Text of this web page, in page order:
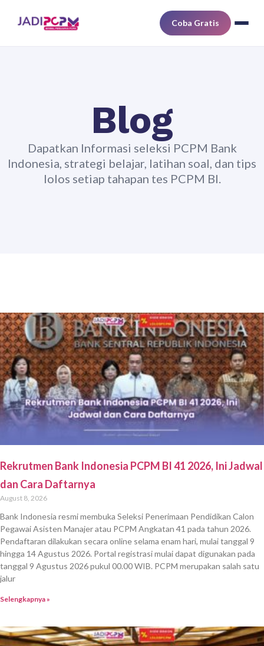
Coba Gratis
Blog
Dapatkan Informasi seleksi PCPM Bank
Indonesia, strategi belajar, latihan soal, dan tips
lolos setiap tahapan tes PCPM BI.
Rekrutmen Bank Indonesia PCPM BI 41 2026, Ini Jadwal
dan Cara Daftarnya
August 8, 2026
Bank Indonesia resmi membuka Seleksi Penerimaan Pendidikan Calon
Pegawai Asisten Manajer atau PCPM Angkatan 41 pada tahun 2026.
Pendaftaran dilakukan secara online selama enam hari, mulai tanggal 9
hingga 14 Agustus 2026. Portal registrasi mulai dapat digunakan pada
tanggal 9 Agustus 2026 pukul 00.00 WIB. PCPM merupakan salah satu
jalur
Selengkapnya »